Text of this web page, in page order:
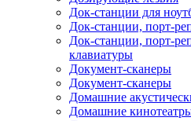
Док-станции для
Док-станции, порт-
Док-станции, порт-
клавиатуры
Документ-сканеры
Документ-сканеры
Домашние
Домашние